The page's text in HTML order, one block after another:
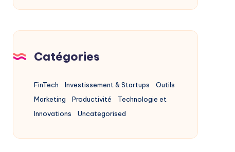
Of
X
Catégories
FinTech Investissement & Startups
Outils
Marketing
Productivité
Technologie et
Innovations
Uncategorised